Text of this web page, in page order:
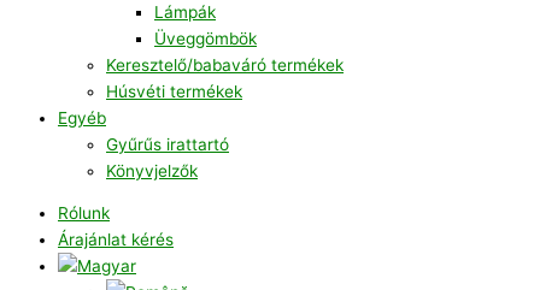
Lámpák
Üveggömbök
Keresztelő/babaváró termékek
Húsvéti termékek
Egyéb
Gyűrűs irattartó
Könyvjelzők
Rólunk
Árajánlat kérés